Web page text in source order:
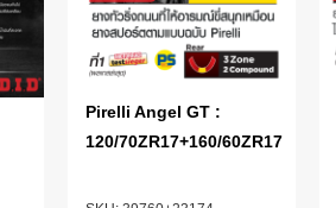
Pirelli Angel GT :
120/70ZR17+160/60ZR17